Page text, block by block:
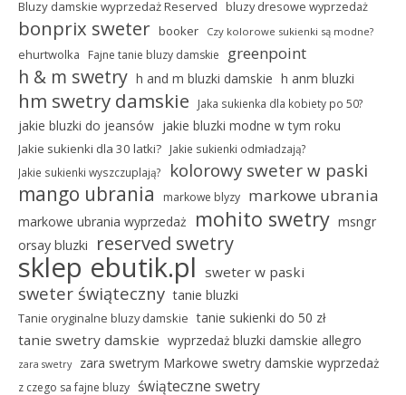
Bluzy damskie wyprzedaż Reserved bluzy dresowe wyprzedaż
bonprix sweter booker Czy kolorowe sukienki są modne?
ehurtwolka Fajne tanie bluzy damskie greenpoint
h & m swetry h and m bluzki damskie h anm bluzki
hm swetry damskie Jaka sukienka dla kobiety po 50?
jakie bluzki do jeansów jakie bluzki modne w tym roku
Jakie sukienki dla 30 latki?
Jakie sukienki odmładzają?
Jakie sukienki wyszczuplają?
kolorowy sweter w paski
mango ubrania markowe blyzy markowe ubrania
markowe ubrania wyprzedaż mohito swetry msngr
orsay bluzki
reserved swetry
sklep ebutik.pl sweter w paski
sweter świąteczny tanie bluzki
Tanie oryginalne bluzy damskie tanie sukienki do 50 zł
tanie swetry damskie wyprzedaż bluzki damskie allegro
zara swetry zara swetrym Markowe swetry damskie wyprzedaż
z czego sa fajne bluzy świąteczne swetry